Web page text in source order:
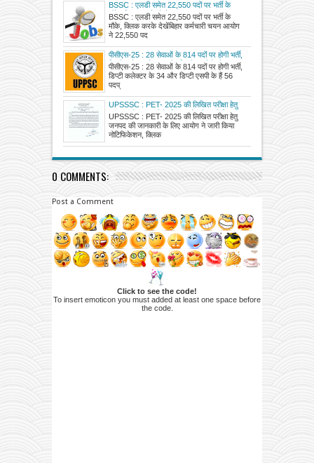
BSSC : एलडी समेत 22,550 पदों पर भर्ती के
मौके, क्लिक करके देखें
BSSC : एलडी समेत 22,550 पदों पर भर्ती के
मौके, क्लिक करके देखेंबिहार कर्मचारी चयन आयोग
ने 22,550 पद
पीसीएस-25 : 28 सेवाओं के 814 पदों पर होगी भर्ती,
डिप्टी कलेक्टर के 34 और डिप्टी एसपी के हैं 56 पद
पीसीएस-25 : 28 सेवाओं के 814 पदों पर होगी भर्ती,
डिप्टी कलेक्टर के 34 और डिप्टी एसपी के हैं 56
पदप्
UPSSSC : PET- 2025 की लिखित परीक्षा हेतु
जनपद की जानकारी के लिए आयोग ने जारी किया
नोटिफिकेशन, क्लिक करके देखें अपना परीक्षा जनपद
UPSSSC : PET- 2025 की लिखित परीक्षा हेतु
जनपद की जानकारी के लिए आयोग ने जारी किया
नोटिफिकेशन, क्लिक
0 COMMENTS:
Post a Comment
Click to see the code!
To insert emoticon you must added at least one space before
the code.